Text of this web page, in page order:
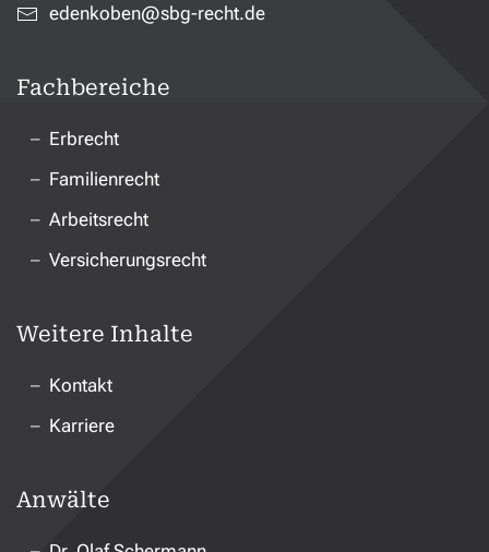
edenkoben@sbg-recht.de
Fachbereiche
Erbrecht
Familienrecht
Arbeitsrecht
Versicherungsrecht
Weitere Inhalte
Kontakt
Karriere
Anwälte